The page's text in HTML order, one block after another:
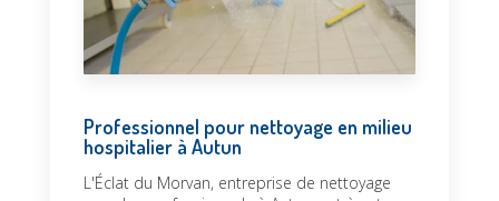
Professionnel pour nettoyage en milieu
hospitalier à Autun
L'Éclat du Morvan, entreprise de nettoyage